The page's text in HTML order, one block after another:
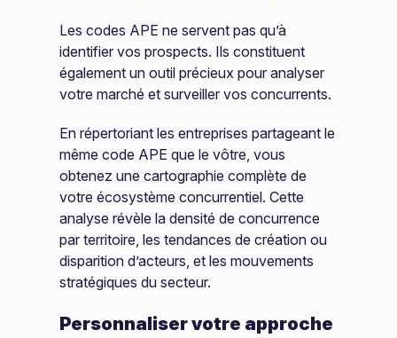
Les codes APE ne servent pas qu’à
identifier vos prospects. Ils constituent
également un outil précieux pour analyser
votre marché et surveiller vos concurrents.
En répertoriant les entreprises partageant le
même code APE que le vôtre, vous
obtenez une cartographie complète de
votre écosystème concurrentiel. Cette
analyse révèle la densité de concurrence
par territoire, les tendances de création ou
disparition d’acteurs, et les mouvements
stratégiques du secteur.
Personnaliser votre approche